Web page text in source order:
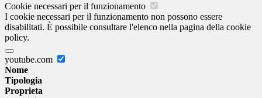
Cookie necessari per il funzionamento
I cookie necessari per il funzionamento non possono essere
disabilitati. È possibile consultare l'elenco nella pagina della cookie
policy.
youtube.com
Nome
Tipologia
Proprieta